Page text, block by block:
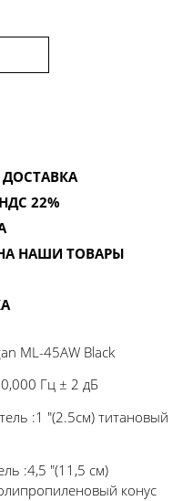
22%
НАШИ ТОВАРЫ
ML-45AW Black
Гц ± 2 дБ
:1 "(2.5см) титановый
:4,5 "(11,5 см)
конус